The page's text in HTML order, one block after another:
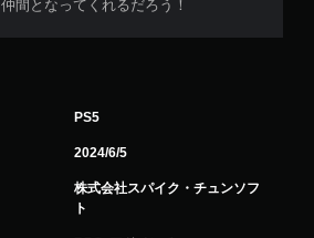
間となってくれるだろう！
PS5
2024/6/5
株式会社スパイク・チュンソフ
ト